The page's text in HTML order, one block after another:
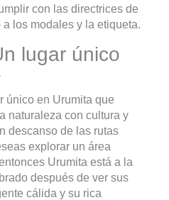
con las directrices de
los modales y la etiqueta.
lugar único
único en Urumita que
naturaleza con cultura y
descanso de las rutas
explorar un área
Urumita está a la
después de ver sus
cálida y su rica